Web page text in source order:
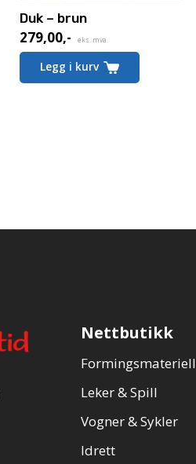
Duk – brun
279,00,- eks. mva.
Legg i kurv
Nettbutikk
Formingsmateriell
Leker & Spill
Vogner & Sykler
Idrett